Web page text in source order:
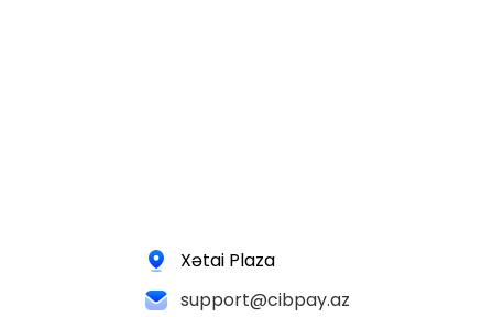
Xətai Plaza
support@cibpay.az